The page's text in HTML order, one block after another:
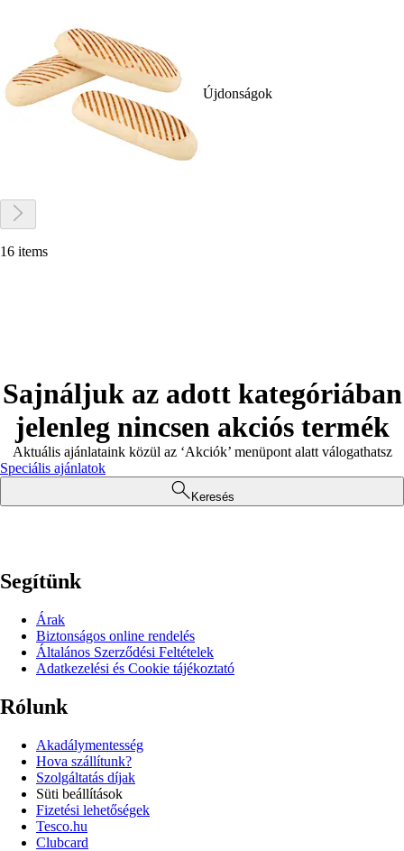
Újdonságok
16 items
Sajnáljuk az adott kategóriában
jelenleg nincsen akciós termék
Aktuális ajánlataink közül az ‘Akciók’ menüpont alatt válogathatsz
Speciális ajánlatok
Keresés
Segítünk
Árak
Biztonságos online rendelés
Általános Szerződési Feltételek
Adatkezelési és Cookie tájékoztató
Rólunk
Akadálymentesség
Hova szállítunk?
Szolgáltatás díjak
Süti beállítások
Fizetési lehetőségek
Tesco.hu
Clubcard